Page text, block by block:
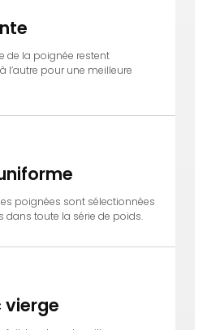
de la poignée restent
l’autre pour une meilleure
poignées sont sélectionnées
dans toute la série de poids.